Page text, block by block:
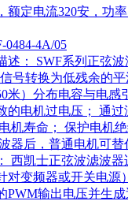
额定电流320安，功
0484-4A/05
述： SWF系列正弦
号转换为低残余的
米）分布电容与电感
的电机过电压； 通
机寿命； 保护电机
器后，普通电机可
西凯士正弦波滤波
对变频器或开关电源
PWM输出电压并生